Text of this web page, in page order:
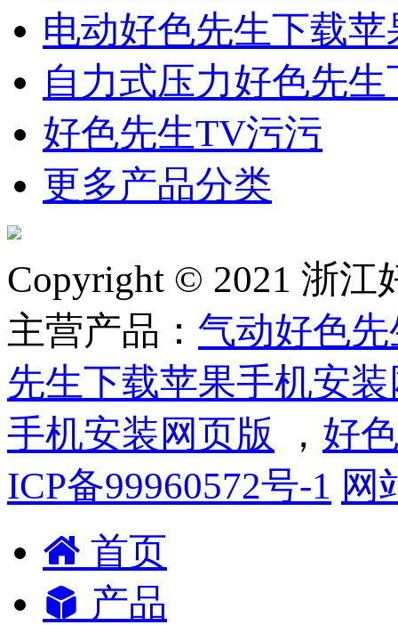
电动好色先生下载
自力式压力好色先
好色先生TV污污
更多产品分类
Copyright © 2021 浙
主营产品： 气动好色
先生下载苹果手机安
手机安装网页版
， 好
ICP备99960572号-1 网
首页
产品